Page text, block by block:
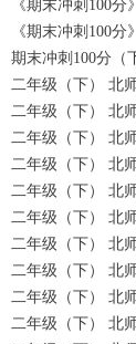
《期末冲刺100
《期末冲刺100
期末冲刺100分（
二年级（下） 北
二年级（下） 北
二年级（下） 北
二年级（下） 北
二年级（下） 北
二年级（下） 北
二年级（下） 北
二年级（下） 北
二年级（下） 北
二年级（下） 北